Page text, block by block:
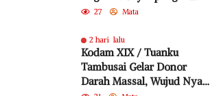
Program Bedelau BRK
27 Mata
2 hari lalu
Kodam XIX / Tuanku
Tambusai Gelar Donor
Darah Massal, Wujud Nyata